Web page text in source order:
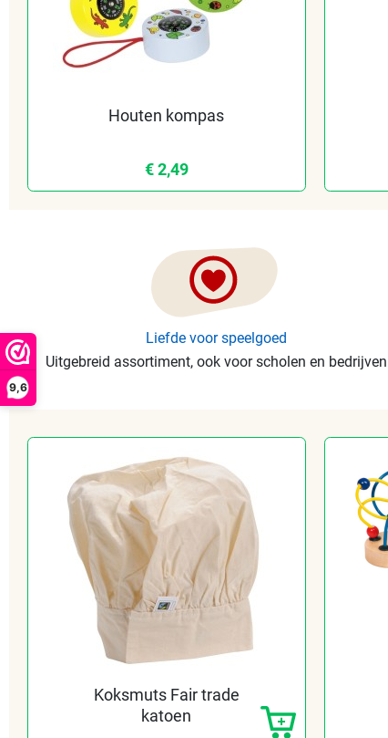
9,6
Houten kompas
€ 2,49
Liefde voor speelgoed
Uitgebreid assortiment, ook voor scholen en bedrijven
Koksmuts Fair trade
katoen